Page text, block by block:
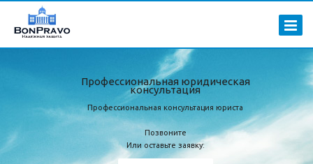
Профессиональная юридическая
консультация
Профессиональная консультация юриста
Позвоните
Или оставьте заявку: